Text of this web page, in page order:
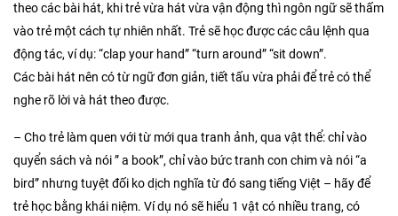
theo các bài hát, khi trẻ vừa hát vừa vận động thì ngôn ngữ sẽ thấm
vào trẻ một cách tự nhiên nhất. Trẻ sẽ học được các câu lệnh qua
động tác, ví dụ: “clap your hand” “turn around” “sit down”.
Các bài hát nên có từ ngữ đơn giản, tiết tấu vừa phải để trẻ có thể
nghe rõ lời và hát theo được.
– Cho trẻ làm quen với từ mới qua tranh ảnh, qua vật thể: chỉ vào
quyển sách và nói ” a book”, chỉ vào bức tranh con chim và nói “a
bird” nhưng tuyệt đối ko dịch nghĩa từ đó sang tiếng Việt – hãy để
trẻ học bằng khái niệm. Ví dụ nó sẽ hiểu 1 vật có nhiều trang, có